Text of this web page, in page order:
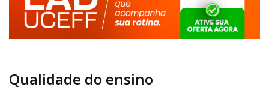
Qualidade do ensino